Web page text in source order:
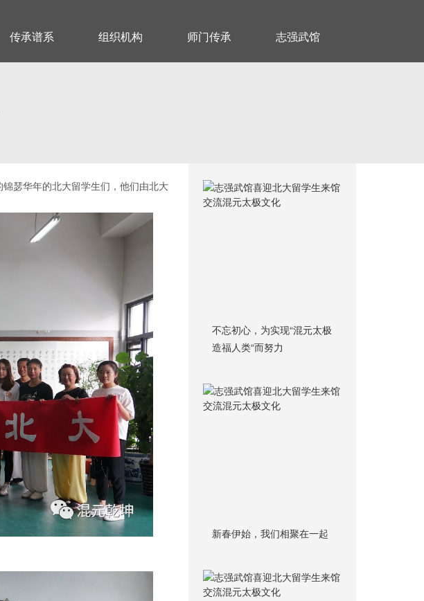
传承谱系 组织机构 师门传承 志强武馆
不忘初心，为实现“混元太极
造福人类“而努力
新春伊始，我们相聚在一起